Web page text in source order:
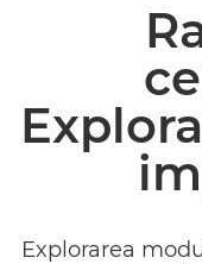
Soluţii şi servicii
Explorarea